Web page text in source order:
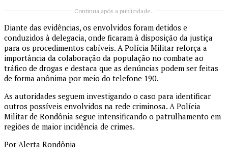
Continua após a publicidade..
Diante das evidências, os envolvidos foram detidos e
conduzidos à delegacia, onde ficaram à disposição da justiça
para os procedimentos cabíveis. A Polícia Militar reforça a
importância da colaboração da população no combate ao
tráfico de drogas e destaca que as denúncias podem ser feitas
de forma anônima por meio do telefone 190.
As autoridades seguem investigando o caso para identificar
outros possíveis envolvidos na rede criminosa. A Polícia
Militar de Rondônia segue intensificando o patrulhamento em
regiões de maior incidência de crimes.
Por Alerta Rondônia